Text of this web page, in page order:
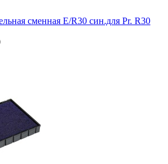
сменная E/R30 син.для Pr. R30